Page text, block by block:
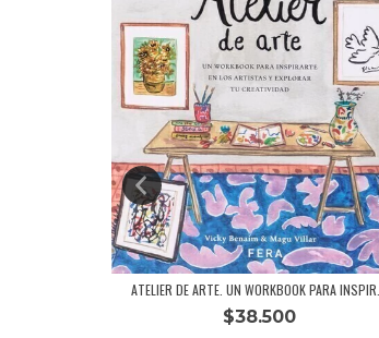
ATELIER DE ARTE. UN WORKBOOK PARA INSPIR...
$38.500